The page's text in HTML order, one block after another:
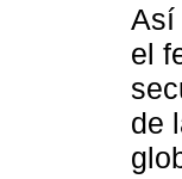
Así
el
de